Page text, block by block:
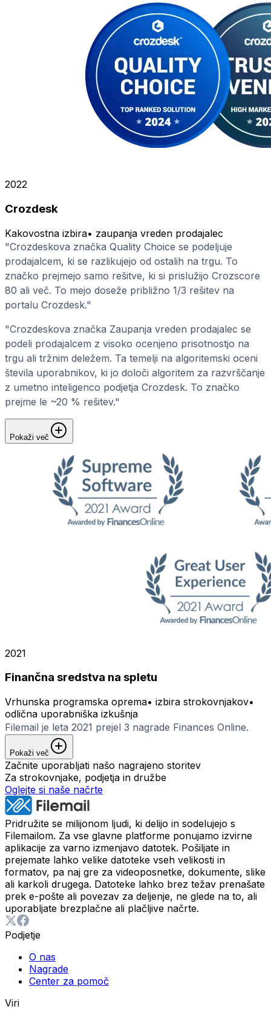
2022
Crozdesk
Kakovostna izbira• zaupanja vreden prodajalec
"Crozdeskova značka Quality Choice se podeljuje
prodajalcem, ki se razlikujejo od ostalih na trgu. To
značko prejmejo samo rešitve, ki si prislužijo Crozscore
80 ali več. To mejo doseže približno 1/3 rešitev na
portalu Crozdesk."
"Crozdeskova značka Zaupanja vreden prodajalec se
podeli prodajalcem z visoko ocenjeno prisotnostjo na
trgu ali tržnim deležem. Ta temelji na algoritemski oceni
števila uporabnikov, ki jo določi algoritem za razvrščanje
z umetno inteligenco podjetja Crozdesk. To značko
prejme le ~20 % rešitev."
Pokaži več
2021
Finančna sredstva na spletu
Vrhunska programska oprema• izbira strokovnjakov•
odlična uporabniška izkušnja
Filemail je leta 2021 prejel 3 nagrade Finances Online.
Pokaži več
Začnite uporabljati našo nagrajeno storitev
Za strokovnjake, podjetja in družbe
Oglejte si naše načrte
Pridružite se milijonom ljudi, ki delijo in sodelujejo s
Filemailom. Za vse glavne platforme ponujamo izvirne
aplikacije za varno izmenjavo datotek. Pošiljate in
prejemate lahko velike datoteke vseh velikosti in
formatov, pa naj gre za videoposnetke, dokumente, slike
ali karkoli drugega. Datoteke lahko brez težav prenašate
prek e-pošte ali povezav za deljenje, ne glede na to, ali
uporabljate brezplačne ali plačljive načrte.
Podjetje
O nas
Nagrade
Center za pomoč
Viri